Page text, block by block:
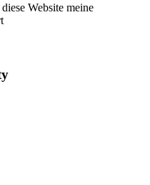
Website meine